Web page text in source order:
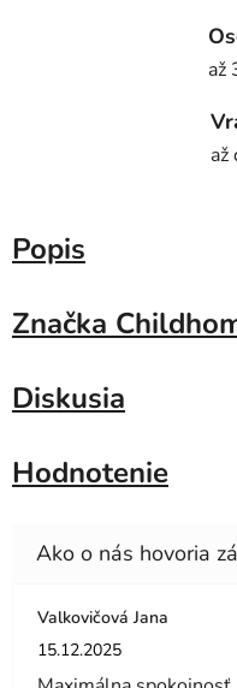
až
až
Popis
Značka
Diskusia
Hodnotenie
Valkovičová Jana
Hodnotenie obchodu je 5 z
15.12.2025